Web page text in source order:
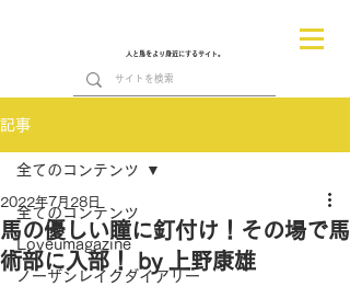
人と馬をより身近にするサイト。
記事
全てのコンテンツ
Loveumagazine
ノーザンレイクダイアリー
全てのコンテンツ
馬の優しい瞳に釘付け！その場で馬
術部に入部！ by 上野康雄
2022年7月28日